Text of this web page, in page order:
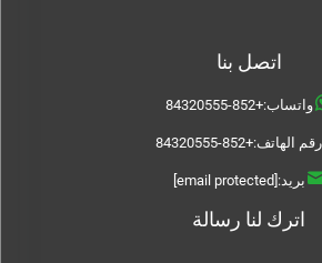
اتصل بنا
واتساب:+852-84320555
رقم الهاتف:+852-84320555
بريد:
اترك لنا رسالة